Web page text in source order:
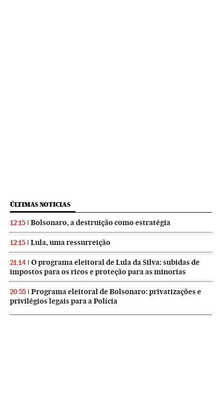
ÚLTIMAS NOTICIAS
12:15 Bolsonaro, a destruição como estratégia
12:15 Lula, uma ressurreição
21:14
O programa eleitoral de Lula da Silva: subidas de
impostos para os ricos e proteção para as minorias
20:55
Programa eleitoral de Bolsonaro: privatizações e
privilégios legais para a Polícia